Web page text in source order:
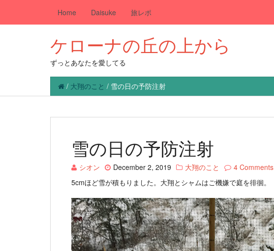
Home Daisuke 旅レポ
ケローナの丘の上から
ずっとあなたを愛してる
/ 大翔のこと / 雪の日の予防注射
雪の日の予防注射
シオン December 2, 2019 大翔のこと
4 Comments
5cmほど雪が積もりました。大翔とシャムはご機嫌で庭を徘徊。